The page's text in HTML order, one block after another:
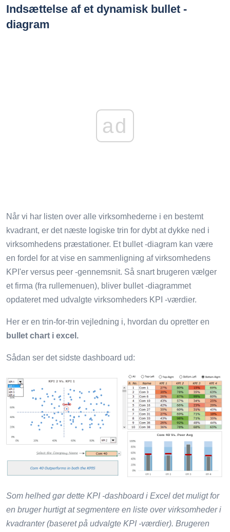
Indsættelse af et dynamisk bullet -
diagram
ad
Når vi har listen over alle virksomhederne i en bestemt
kvadrant, er det næste logiske trin for dybt at dykke ned i
virksomhedens præstationer. Et bullet -diagram kan være
en fordel for at vise en sammenligning af virksomhedens
KPI'er versus peer -gennemsnit. Så snart brugeren vælger
et firma (fra rullemenuen), bliver bullet -diagrammet
opdateret med udvalgte virksomheders KPI -værdier.
Her er en trin-for-trin vejledning i, hvordan du opretter en
bullet chart i excel.
Sådan ser det sidste dashboard ud:
Som helhed gør dette KPI -dashboard i Excel det muligt for
en bruger hurtigt at segmentere en liste over virksomheder i
kvadranter (baseret på udvalgte KPI -værdier). Brugeren